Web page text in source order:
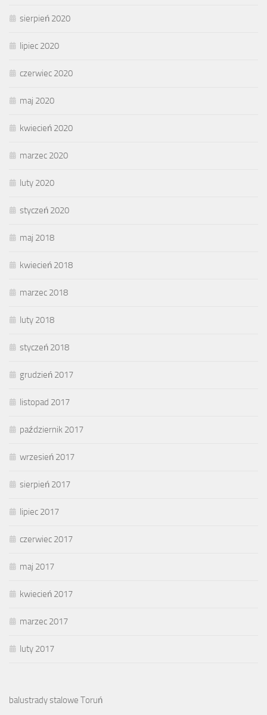
sierpień 2020
lipiec 2020
czerwiec 2020
maj 2020
kwiecień 2020
marzec 2020
luty 2020
styczeń 2020
maj 2018
kwiecień 2018
marzec 2018
luty 2018
styczeń 2018
grudzień 2017
listopad 2017
październik 2017
wrzesień 2017
sierpień 2017
lipiec 2017
czerwiec 2017
maj 2017
kwiecień 2017
marzec 2017
luty 2017
balustrady stalowe Toruń